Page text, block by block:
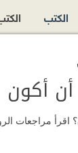
أن أكون
اقرأ مراجعات
الكتب